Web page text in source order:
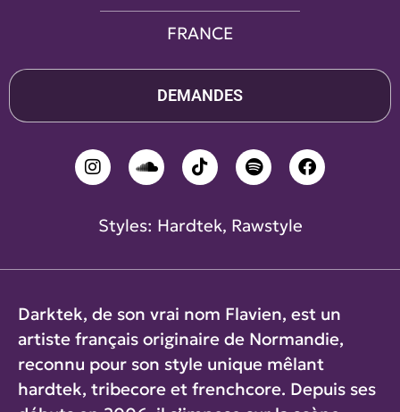
FRANCE
DEMANDES
Styles: Hardtek, Rawstyle
Darktek, de son vrai nom Flavien, est un
artiste français originaire de Normandie,
reconnu pour son style unique mêlant
hardtek, tribecore et frenchcore. Depuis ses